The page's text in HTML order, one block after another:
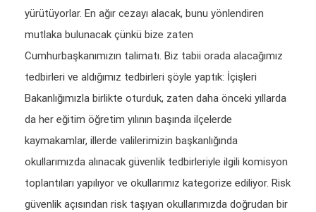
yürütüyorlar. En ağır cezayı alacak, bunu yönlendiren
mutlaka bulunacak çünkü bize zaten
Cumhurbaşkanımızın talimatı. Biz tabii orada alacağımız
tedbirleri ve aldığımız tedbirleri şöyle yaptık: İçişleri
Bakanlığımızla birlikte oturduk, zaten daha önceki yıllarda
da her eğitim öğretim yılının başında ilçelerde
kaymakamlar, illerde valilerimizin başkanlığında
okullarımızda alınacak güvenlik tedbirleriyle ilgili komisyon
toplantıları yapılıyor ve okullarımız kategorize ediliyor. Risk
güvenlik açısından risk taşıyan okullarımızda doğrudan bir